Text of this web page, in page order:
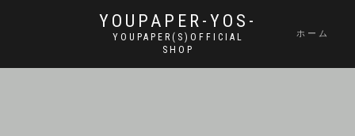
YOUPAPER-YOS-
YOUPAPER(S)OFFICIAL
SHOP
ホーム